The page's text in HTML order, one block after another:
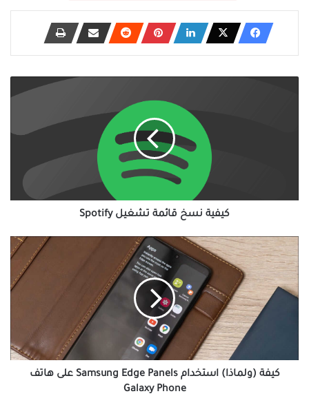
كيفية نسخ قائمة تشغيل Spotify
كيفة
(ولماذا)
استخدام
Samsung
Edge
Galaxy
Phone
كيفة (ولماذا) استخدام Samsung Edge Panels على هاتف
Galaxy Phone